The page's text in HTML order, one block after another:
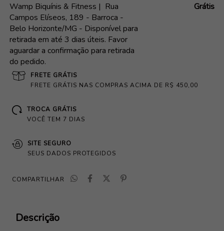
Wamp Biquínis & Fitness | Rua
Campos Elíseos, 189 - Barroca -
Belo Horizonte/MG - Disponível para
retirada em até 3 dias úteis. Favor
aguardar a confirmação para retirada
do pedido.
Grátis
FRETE GRÁTIS
FRETE GRÁTIS NAS COMPRAS ACIMA DE R$ 450,00
TROCA GRÁTIS
VOCÊ TEM 7 DIAS
SITE SEGURO
SEUS DADOS PROTEGIDOS
COMPARTILHAR
Descrição